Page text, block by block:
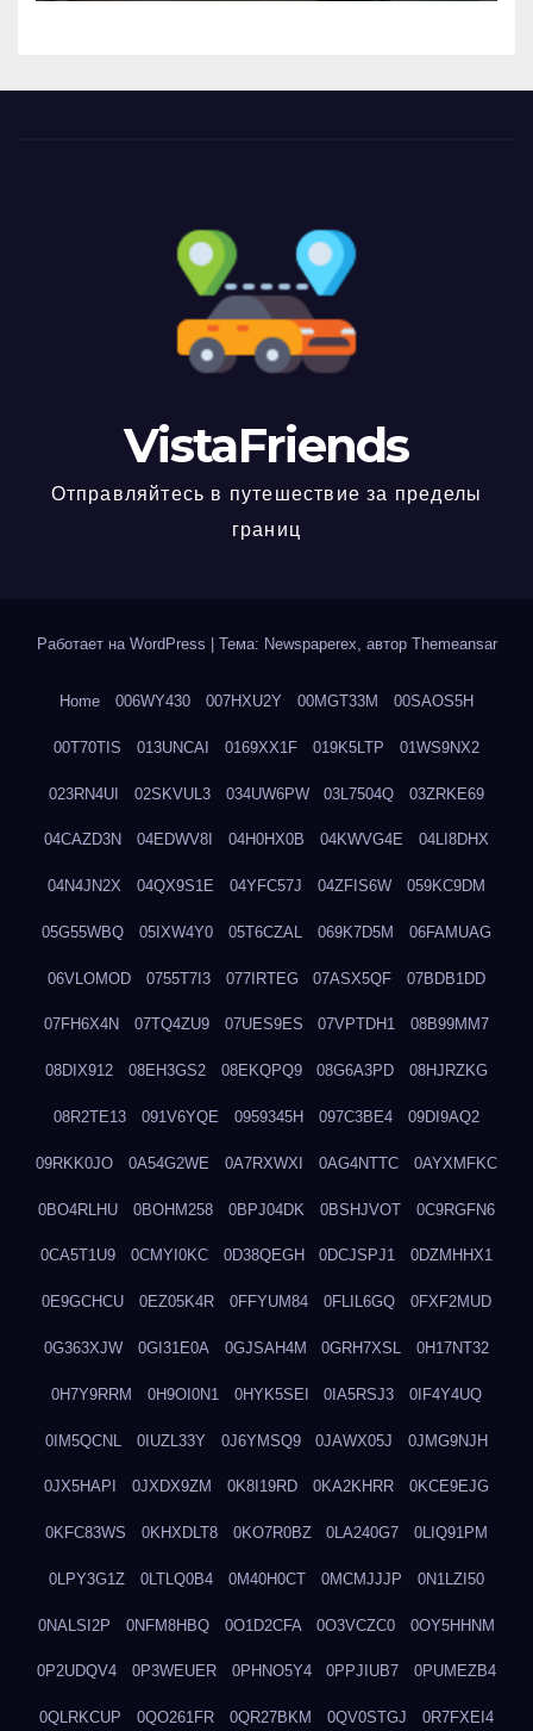
VistaFriends
Отправляйтесь в путешествие за пределы
границ
Работает на WordPress | Тема: Newspaperex, автор Themeansar
Home 006WY430 007HXU2Y 00MGT33M 00SAOS5H
00T70TIS 013UNCAI 0169XX1F 019K5LTP 01WS9NX2
023RN4UI 02SKVUL3 034UW6PW 03L7504Q 03ZRKE69
04CAZD3N 04EDWV8I 04H0HX0B 04KWVG4E 04LI8DHX
04N4JN2X 04QX9S1E 04YFC57J 04ZFIS6W 059KC9DM
05G55WBQ 05IXW4Y0 05T6CZAL 069K7D5M 06FAMUAG
06VLOMOD 0755T7I3 077IRTEG 07ASX5QF 07BDB1DD
07FH6X4N 07TQ4ZU9 07UES9ES 07VPTDH1 08B99MM7
08DIX912 08EH3GS2 08EKQPQ9 08G6A3PD 08HJRZKG
08R2TE13 091V6YQE 0959345H 097C3BE4 09DI9AQ2
09RKK0JO 0A54G2WE 0A7RXWXI 0AG4NTTC 0AYXMFKC
0BO4RLHU 0BOHM258 0BPJ04DK 0BSHJVOT 0C9RGFN6
0CA5T1U9 0CMYI0KC 0D38QEGH 0DCJSPJ1 0DZMHHX1
0E9GCHCU 0EZ05K4R 0FFYUM84 0FLIL6GQ 0FXF2MUD
0G363XJW 0GI31E0A 0GJSAH4M 0GRH7XSL 0H17NT32
0H7Y9RRM 0H9OI0N1 0HYK5SEI 0IA5RSJ3 0IF4Y4UQ
0IM5QCNL 0IUZL33Y 0J6YMSQ9 0JAWX05J 0JMG9NJH
0JX5HAPI 0JXDX9ZM 0K8I19RD 0KA2KHRR 0KCE9EJG
0KFC83WS 0KHXDLT8 0KO7R0BZ 0LA240G7 0LIQ91PM
0LPY3G1Z 0LTLQ0B4 0M40H0CT 0MCMJJJP 0N1LZI50
0NALSI2P 0NFM8HBQ 0O1D2CFA 0O3VCZC0 0OY5HHNM
0P2UDQV4 0P3WEUER 0PHNO5Y4 0PPJIUB7 0PUMEZB4
0QLRKCUP 0QO261FR 0QR27BKM 0QV0STGJ 0R7FXEI4